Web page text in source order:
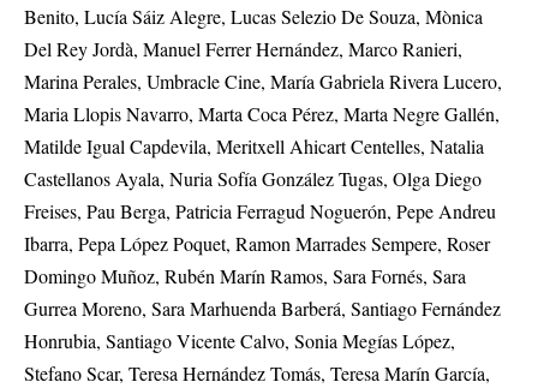
Benito, Lucía Sáiz Alegre, Lucas Selezio De Souza, Mònica
Del Rey Jordà, Manuel Ferrer Hernández, Marco Ranieri,
Marina Perales, Umbracle Cine, María Gabriela Rivera Lucero,
Maria Llopis Navarro, Marta Coca Pérez, Marta Negre Gallén,
Matilde Igual Capdevila, Meritxell Ahicart Centelles, Natalia
Castellanos Ayala, Nuria Sofía González Tugas, Olga Diego
Freises, Pau Berga, Patricia Ferragud Noguerón, Pepe Andreu
Ibarra, Pepa López Poquet, Ramon Marrades Sempere, Roser
Domingo Muñoz, Rubén Marín Ramos, Sara Fornés, Sara
Gurrea Moreno, Sara Marhuenda Barberá, Santiago Fernández
Honrubia, Santiago Vicente Calvo, Sonia Megías López,
Stefano Scar, Teresa Hernández Tomás, Teresa Marín García,